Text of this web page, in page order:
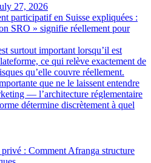
27, 2026
participatif en Suisse expliquées :
SRO » signifie réellement pour
surtout important lorsqu’il est
ce qui relève exactement de
qu’elle couvre réellement.
que ne le laissent entendre
— l’architecture réglementaire
détermine discrètement à quel